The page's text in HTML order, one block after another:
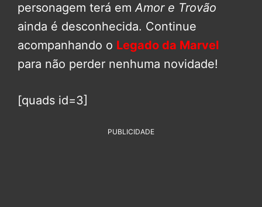
personagem terá emAmor e Trovão
ainda é desconhecida. Continue
acompanhando o Legado da Marvel
para não perder nenhuma novidade!
[quads id=3]
PUBLICIDADE